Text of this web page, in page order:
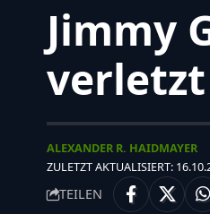
Jimmy
ZULETZT AKTUALISIERT:
ALEXANDER R. HAIDMAYER
TEILEN